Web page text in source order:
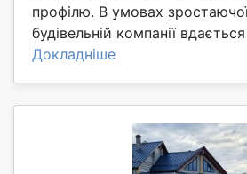
профілю. В умовах
будівельній компанії вдається
Докладніше